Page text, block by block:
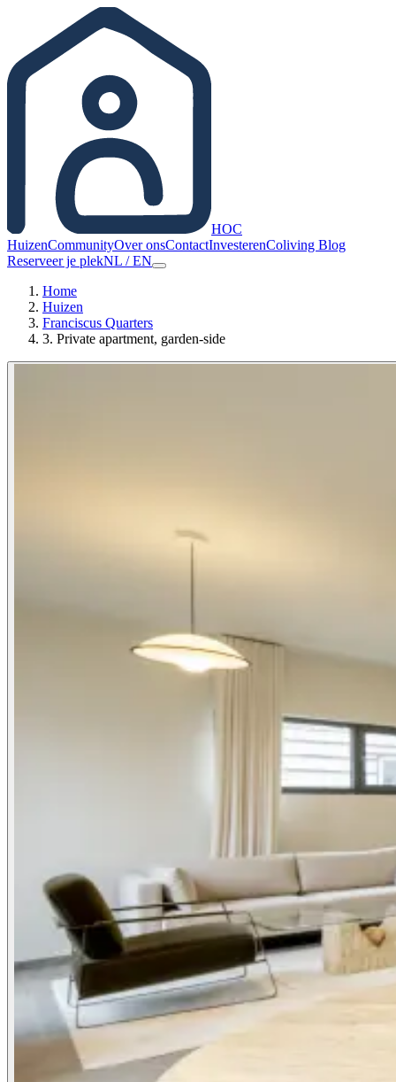
HOC
HuizenCommunityOver onsContactInvesterenColiving Blog
Reserveer je plekNL /EN
Home
Huizen
Franciscus Quarters
3. Private apartment, garden-side